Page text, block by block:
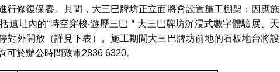
行修復保養。其間，大三巴牌坊正立面將會設置施工棚架；因應施
遺址內的“時空穿梭‧遊歷三巴＂大三巴牌坊沉浸式數字體驗展、天
對外開放（詳見下表）。施工期間大三巴牌坊前地的石板地台將設
於辦公時間致電2836 6320。